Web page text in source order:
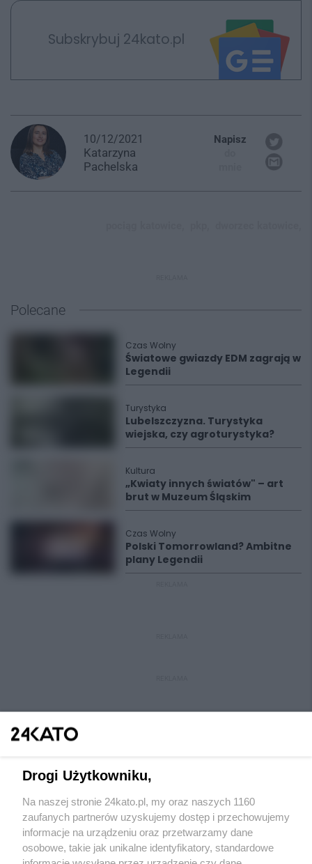
Subskrybuj 24kato.pl
10/12/2021
Katarzyna
Pachelska
Napisz
Polecane
Czas Wolny
Światowe gwiazdy EDM zagrają w
Legendii
Turystyka
Lubelszczyzna. Turystyka
wiejska, czy agroturystyka?
Kultura
„Kwiaty innych światów" – art
brut w Muzeum Śląskim
Czas Wolny
Polski Tomorrowland? Ambitne
plany Legendii
Wydawca mediów lokalnych
Drogi Użytkowniku,
Na naszej stronie 24kato.pl, my oraz naszych 1160
zaufanych partnerów uzyskujemy dostęp i przechowujemy
informacje na urządzeniu oraz przetwarzamy dane
osobowe, takie jak unikalne identyfikatory, standardowe